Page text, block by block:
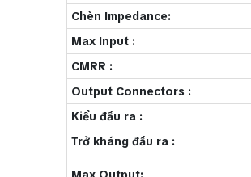
Chèn Impedance:
Max Input :
CMRR :
Output Connectors :
Kiểu đầu ra :
Trở kháng đầu ra :